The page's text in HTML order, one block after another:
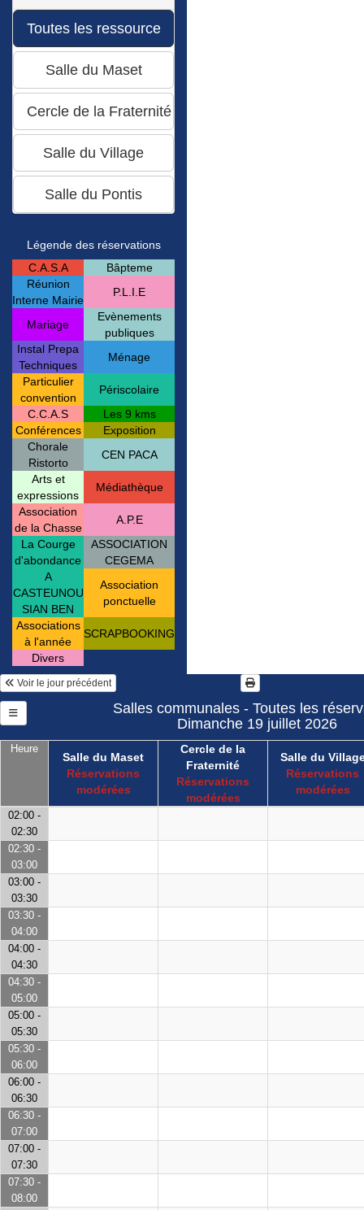
Légende des réservations
C.A.S.A
Bâpteme
Réunion
Interne Mairie
P.L.I.E
Mariage
Evènements
publiques
Instal Prepa
Techniques
Ménage
Particulier
convention
Périscolaire
C.C.A.S
Les 9 kms
Conférences
Exposition
Chorale
Ristorto
CEN PACA
Arts et
expressions
Médiathèque
Association
de la Chasse
A.P.E
La Courge
d'abondance
ASSOCIATION
CEGEMA
A
CASTEUNOU
SIAN BEN
Association
ponctuelle
Associations
à l'année
SCRAPBOOKING
Divers
Voir le jour précédent
Salles communales - Toutes les
Dimanche 19 juillet 2026
Heure
Salle du Maset
Réservations
modérées
Cercle de la
Fraternité
Réservations
modérées
Salle du
Réservations
modérées
02:00 -
02:30
02:30 -
03:00
03:00 -
03:30
03:30 -
04:00
04:00 -
04:30
04:30 -
05:00
05:00 -
05:30
05:30 -
06:00
06:00 -
06:30
06:30 -
07:00
07:00 -
07:30
07:30 -
08:00